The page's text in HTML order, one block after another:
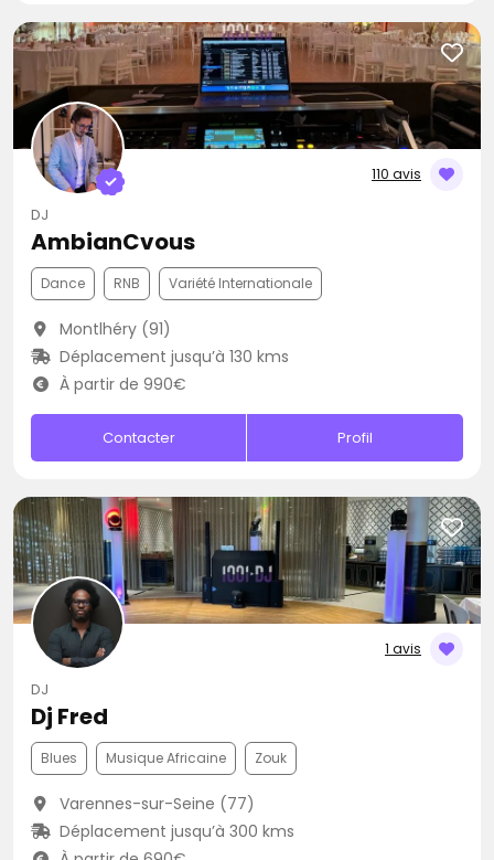
110 avis
DJ
AmbianCvous
Dance RNB Variété Internationale
Montlhéry (91)
Déplacement jusqu’à 130 kms
À partir de 990€
Contacter Profil
1 avis
DJ
Dj Fred
Blues Musique Africaine Zouk
Varennes-sur-Seine (77)
Déplacement jusqu’à 300 kms